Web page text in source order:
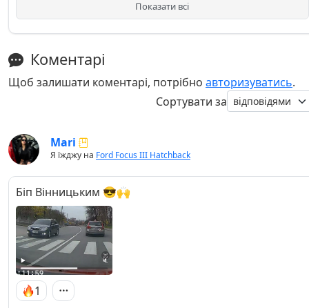
Показати всі
Коментарі
Щоб залишати коментарі, потрібно авторизуватись.
Сортувати за
Mari
Я їжджу на Ford Focus III Hatchback
Біп Вінницьким 😎🙌
1